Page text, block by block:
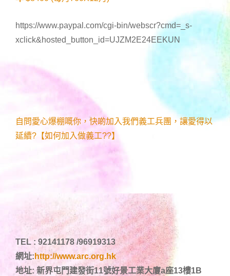
https://www.paypal.com/cgi-bin/webscr?cmd=_s-
xclick&hosted_button_id=UJZM2E24EEKUN
自問愛心爆棚嘅你，快啲加入我們義工兵團，讓愛得以
延續?【如何加入做義工??】
TEL : 92141178 /96919313
網址: http://www.arc.org.hk
地址: 新界屯門建發街11號好景工業大廈a座13樓1B